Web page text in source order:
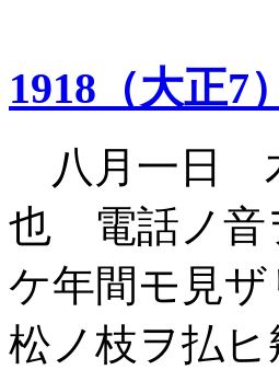
1918（大正7
八月一日
也 電話ノ音
ケ年間モ見
松ノ枝ヲ払